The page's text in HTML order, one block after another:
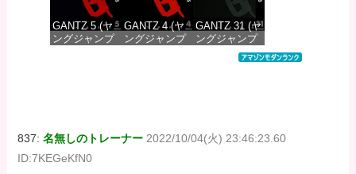
GANTZ 5 (ヤ
ングジャンプ
GANTZ 4 (ヤ
ングジャンプ
GANTZ 31 (ヤ
ングジャンプ
コミックス
837:名無しのトレーナー 2022/10/04(火) 23:46:23.60
ID:7KEGeKfN0